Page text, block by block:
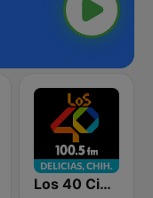
Los 40 Ciudad Delicias